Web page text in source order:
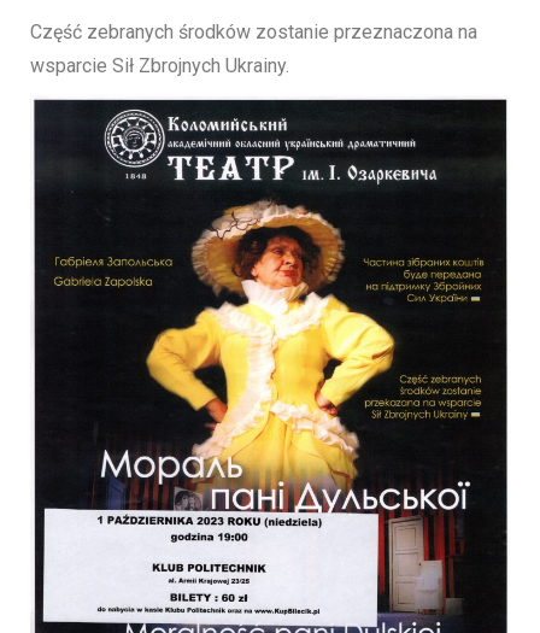
Część zebranych środków zostanie przeznaczona na
wsparcie Sił Zbrojnych Ukrainy.